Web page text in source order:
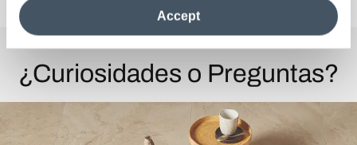
the site after installing only technical cookies. For more
information see the
Cookie Policy
Accept
¿Curiosidades o Preguntas?